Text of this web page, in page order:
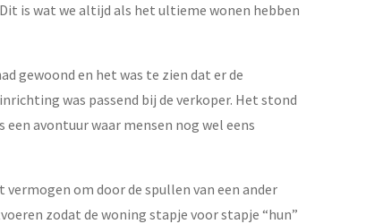
is wat we altijd als het ultieme wonen hebben
gewoond en het was te zien dat er de
was passend bij de verkoper. Het stond
avontuur waar mensen nog wel eens
om door de spullen van een ander
zodat de woning stapje voor stapje “hun”